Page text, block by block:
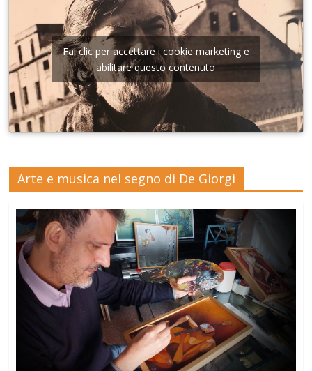
Fai clic per accettare i cookie marketing e
abilitare questo contenuto
Arte e musica nel segno di De Giorgi